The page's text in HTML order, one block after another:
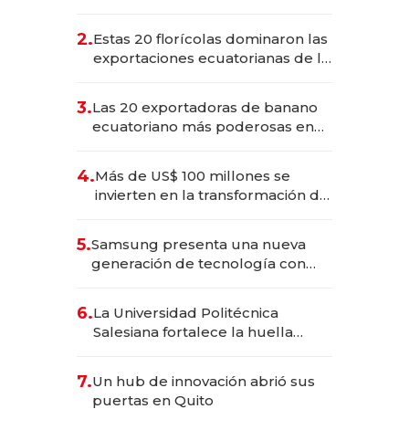
2.Estas 20 florícolas dominaron las
exportaciones ecuatorianas de la
3.Las 20 exportadoras de banano
ecuatoriano más poderosas en
4.Más de US$ 100 millones se
invierten en la transformación de
5.Samsung presenta una nueva
generación de tecnología con
6.La Universidad Politécnica
Salesiana fortalece la huella
7.Un hub de innovación abrió sus
puertas en Quito